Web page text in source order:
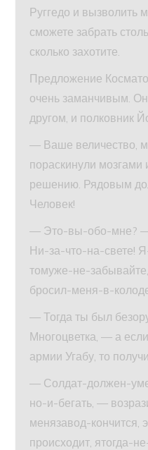
Руггедо и вызволить
сможете забрать
сколько захотите.
Предложение
очень заманчивым.
другом, и полковник
— Ваше величество,
пораскинули
решению. Рядовым
Человек!
— Это-вы-обо-мне? —
Ни-за-что-на-свете!
томуже-не-
бросил-меня-в-
— Тогда ты был
Многоцветка, — а
армии Угабу, то
— Солдат-должен-
но-и-бегать, —
менязавод-кончится,
происходит, ятогда-